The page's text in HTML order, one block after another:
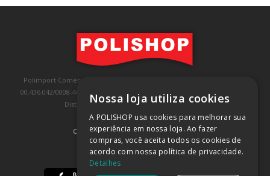
Polimport Comércio e Exportação LTDA, inscrita no CNPJ/MF sob o nº
00.436.042/0008-46, IE 407.458.707.103, com sede na Rua Kanebo, nº 175,
Distrito Industrial, Jundiaí/SP, CEP: 13213-090
COMPRA 100% SEGURA (SAIBA MAIS)
BAIXE NOSSO APP
Nossa loja utiliza cookies
A POLISHOP usa cookies para melhorar sua
experiência em nossa loja. Ao fazer
compras, você aceita todos os cookies de
acordo com nossa política de privacidade.
Detalhes